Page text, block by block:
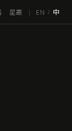
星叢 | EN / 中